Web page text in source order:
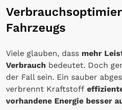
Fahrzeugs
Viele glauben, dass mehr
Verbrauch bedeutet. Doch
der Fall sein. Ein sauber
verbrennt Kraftstoff
vorhandene Energie besser